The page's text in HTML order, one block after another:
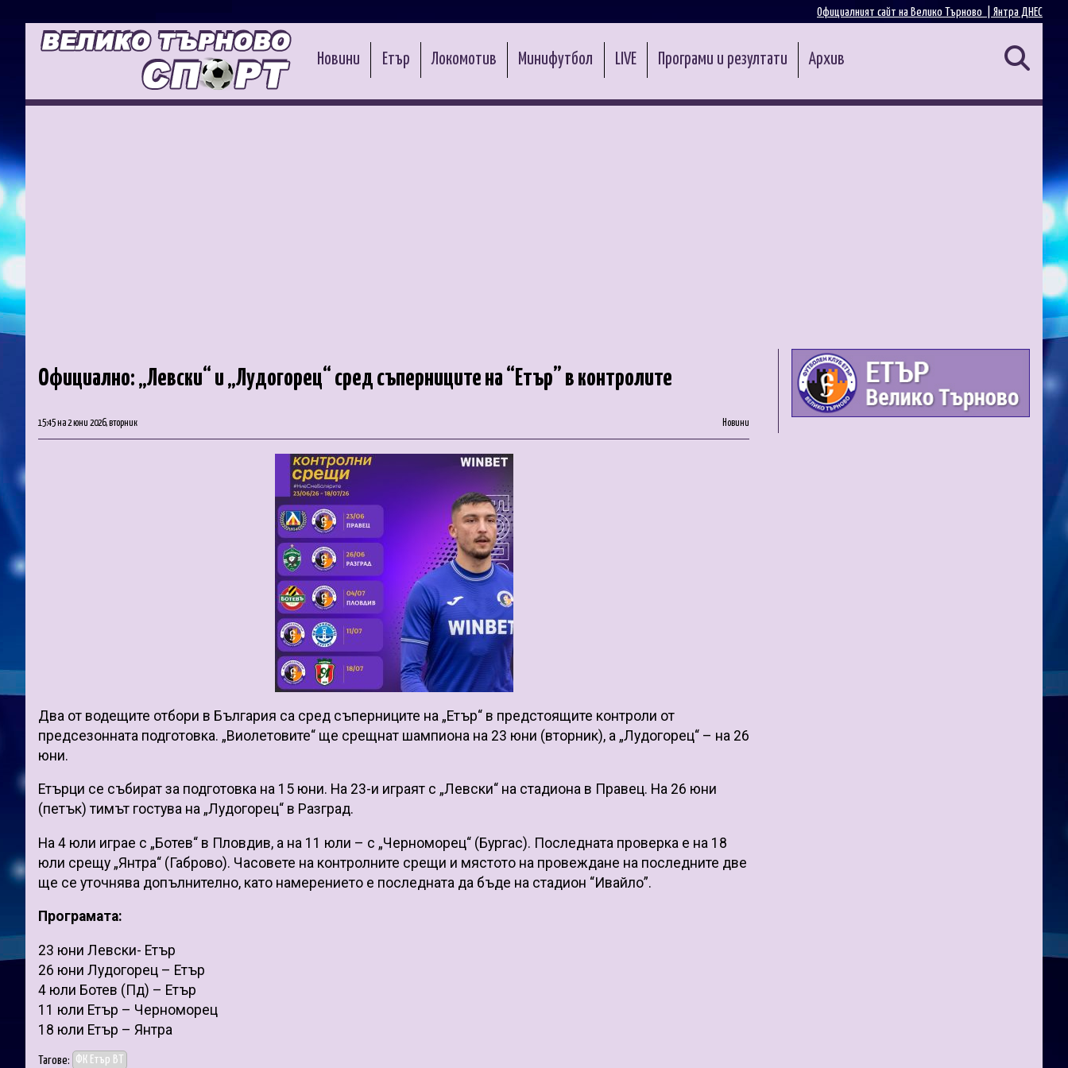
Янтра ДНЕС
Официалният сайт на Велико Търново |
Новини Етър Локомотив Минифутбол LIVE Програми и резултати Архив
Официално: „Левски“ и „Лудогорец“ сред съперниците на “Етър” в контролите
15:45 на 2 юни 2026, вторник Новини
Два от водещите отбори в България са сред съперниците на „Етър“ в предстоящите контроли от
предсезонната подготовка. „Виолетовите“ ще срещнат шампиона на 23 юни (вторник), а „Лудогорец“ – на 26
юни.
Етърци се събират за подготовка на 15 юни. На 23-и играят с „Левски“ на стадиона в Правец. На 26 юни
(петък) тимът гостува на „Лудогорец“ в Разград.
На 4 юли играе с „Ботев“ в Пловдив, а на 11 юли – с „Черноморец“ (Бургас). Последната проверка е на 18
юли срещу „Янтра“ (Габрово). Часовете на контролните срещи и мястото на провеждане на последните две
ще се уточнява допълнително, като намерението е последната да бъде на стадион “Ивайло”.
Програмата:
23 юни Левски- Етър
26 юни Лудогорец – Етър
4 юли Ботев (Пд) – Етър
11 юли Етър – Черноморец
18 юли Етър – Янтра
Тагове: ФК Етър ВТ